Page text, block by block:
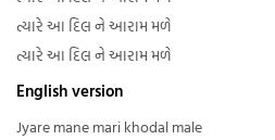
ત્યારે આ દિલ ને આરામ મળે
ત્યારે આ દિલ ને આરામ મળે
English version
Jyare mane mari khodal male